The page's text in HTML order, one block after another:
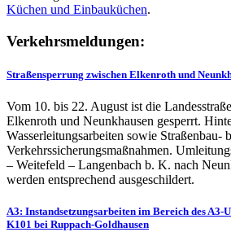
Küchen und Einbauküchen.
Verkehrsmeldungen:
Straßensperrung zwischen Elkenroth und
Vom 10. bis 22. August ist die
Elkenroth und Neunkhausen gesperrt.
Wasserleitungsarbeiten sowie Straßenbau-
Verkehrssicherungsmaßnahmen.
– Weitefeld – Langenbach b. K. nach
werden entsprechend ausgeschildert.
A3: Instandsetzungsarbeiten im Bereich des A3-
K101 bei Ruppach-Goldhausen